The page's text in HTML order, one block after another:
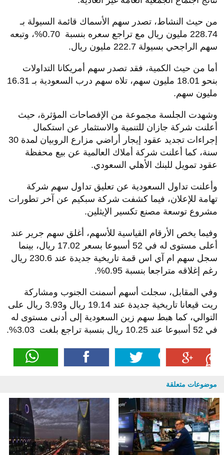
من حيث النشاط، تصدر سهم الأسماك قائمة السيولة بـ
228.74 مليون ريال مع تراجع سعره بنسبة 0.70%، وتبعه
سهم الراجحي بسيولة 222.7 مليون ريال.
أما من حيث الكمية، فقد تصدر سهم أمريكانا التداولات
بنحو 18.01 مليون سهم، تلاه سهم درب السعودية بـ 16.31
مليون سهم.
وشهدت الجلسة مجموعة من الإفصاحات المؤثرة، حيث
أعلنت شركة جازان للتنمية والاستثمار عن استكمال
إجراءات تجديد عقود إيجار أراضي مزارع الروبيان لمدة 30
سنة، كما أعلنت شركة أملاك العالمية عن بيع محفظة
عقود تمويل للبنك الأهلي السعودي.
وأعلنت تداول السعودية عن تعليق تداول سهم شركة
تهامة للإعلان، فيما كشفت شركة سبكيم عن آخر تطورات
مشروع توسعة مصنع تكسير الإيثلين.
وفيما يخص الأرقام القياسية للأسهم، أغلق سهم جرير عند
أعلى مستوى له في 52 أسبوعا بسعر 17.02 ريال، بينما
سجل سهم ام آي اس قمة تاريخية جديدة عند 230.6 ريال
رغم إغلاقه متراجعا بنسبة 0.95%.
وفي المقابل، سجلت أسهم أسمنت الجنوب ومشاركة
ريت قيعانا تاريخية جديدة عند 19.14 ريال و3.93 ريال على
التوالي، كما هبط سهم زين السعودية إلى أدنى مستوى له
في 52 أسبوعا عند 10.25 ريال بنسبة تراجع بلغت 3.03%.
موضوعات متعلقة